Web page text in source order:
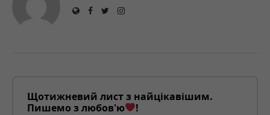
Щотижневий лист з найцікавішим.
Пишемо з любов'ю
!